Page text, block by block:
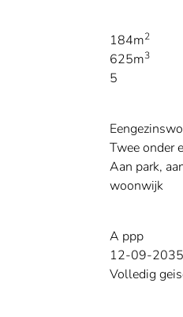
184m2
625m3
5
Twee onder
Aan park,
woonwijk
A ppp
12-09-2035
Volledig